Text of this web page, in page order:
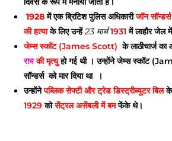
1928में एक ब्रिटिश पुलिस अधिकारीजॉन
की हत्याके लिए उन्हें23 मार्च1931में लाहौर जेल
जेम्स स्कॉट (James Scott) के लाठीचार्ज
रायकी मृत्युहो गई थी । उन्होंने जेम्स स्कॉट
सॉन्डर्स को मार दिया था ।
उन्होंनेपब्लिक सेफ्टी और ट्रेड डिस्ट्रीब्यूटर बिलके
1929कोसेंट्रल असेंबली में बमफेंके थे।